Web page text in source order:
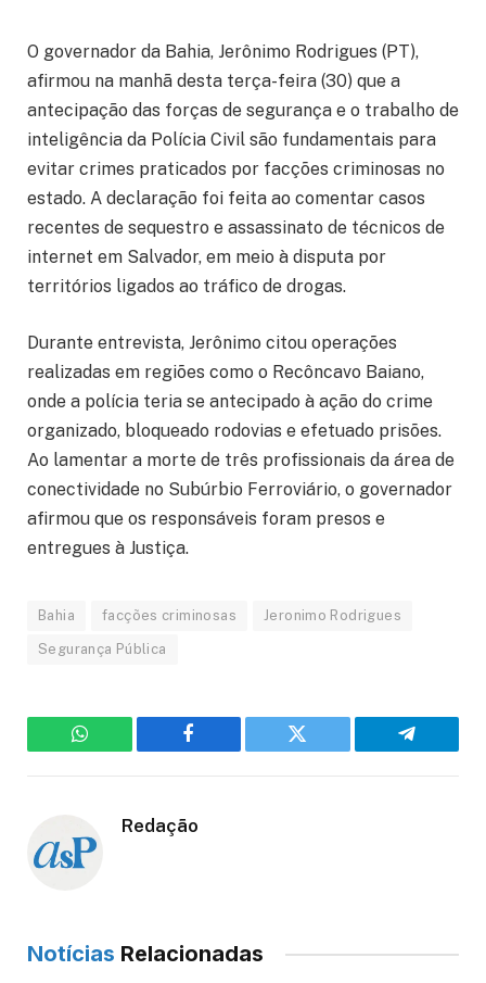
O governador da Bahia, Jerônimo Rodrigues (PT),
afirmou na manhã desta terça-feira (30) que a
antecipação das forças de segurança e o trabalho de
inteligência da Polícia Civil são fundamentais para
evitar crimes praticados por facções criminosas no
estado. A declaração foi feita ao comentar casos
recentes de sequestro e assassinato de técnicos de
internet em Salvador, em meio à disputa por
territórios ligados ao tráfico de drogas.
Durante entrevista, Jerônimo citou operações
realizadas em regiões como o Recôncavo Baiano,
onde a polícia teria se antecipado à ação do crime
organizado, bloqueado rodovias e efetuado prisões.
Ao lamentar a morte de três profissionais da área de
conectividade no Subúrbio Ferroviário, o governador
afirmou que os responsáveis foram presos e
entregues à Justiça.
Bahia facções criminosas Jeronimo Rodrigues
Segurança Pública
WhatsApp Facebook Twitter Telegram
Redação
Notícias Relacionadas